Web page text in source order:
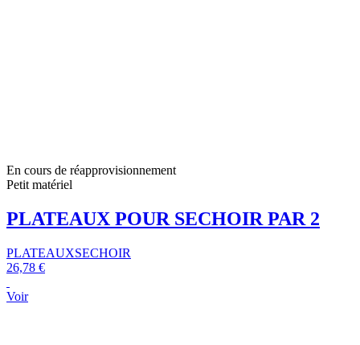
En cours de réapprovisionnement
Petit matériel
PLATEAUX POUR SECHOIR PAR 2
PLATEAUXSECHOIR
26,78 €
Voir